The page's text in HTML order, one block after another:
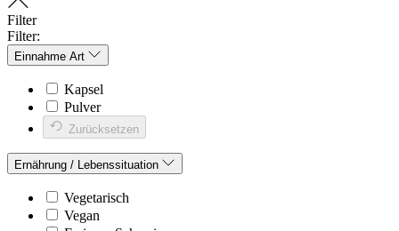
Filter
Filter:
Einnahme Art
Kapsel
Pulver
Zurücksetzen
Ernährung / Lebenssituation
Vegetarisch
Vegan